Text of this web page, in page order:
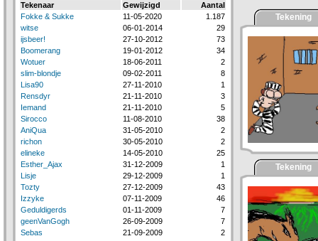
Tekenaar Gewijzigd
Aantal
Fokke & Sukke
11-05-2020
1.187
witse
06-01-2014
29
ijsbeer!
27-10-2012
73
Boomerang
19-01-2012
34
Wotuer
18-06-2011
2
slim-blondje
09-02-2011
8
Lisa90
27-11-2010
1
Rensdyr
21-11-2010
3
Iemand
21-11-2010
5
Sirocco
11-08-2010
38
AniQua
31-05-2010
2
richon
30-05-2010
2
elineke
14-05-2010
25
Esther_Ajax
31-12-2009
1
Lisje
29-12-2009
1
Tozty
27-12-2009
43
Izzyke
07-11-2009
46
Geduldigerds
01-11-2009
7
geenVanGogh
26-09-2009
7
Sebas
21-09-2009 2
Tekening
Tekening